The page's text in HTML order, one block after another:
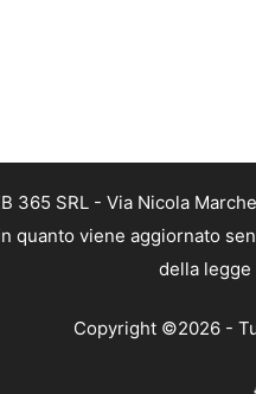
365 SRL - Via Nicola
quanto viene aggiornato
della legge
Copyright ©2026 -